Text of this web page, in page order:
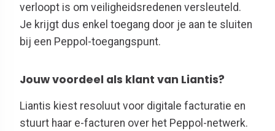
verloopt is om veiligheidsredenen versleuteld.
Je krijgt dus enkel toegang door je aan te sluiten
bij een Peppol-toegangspunt.
Jouw voordeel als klant van Liantis?
Liantis kiest resoluut voor digitale facturatie en
stuurt haar e-facturen over het Peppol-netwerk.